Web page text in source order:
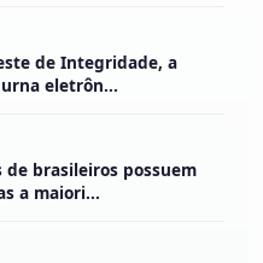
de Integridade, a
eletrôn...
de brasileiros possuem
a maiori...